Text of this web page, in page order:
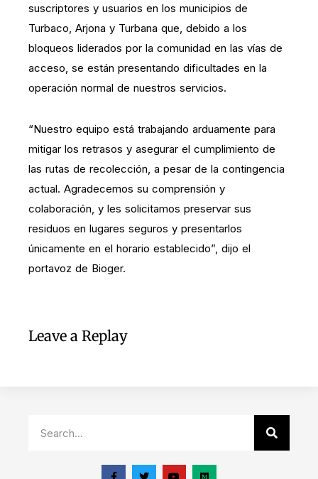
suscriptores y usuarios en los municipios de
Turbaco, Arjona y Turbana que, debido a los
bloqueos liderados por la comunidad en las vías de
acceso, se están presentando dificultades en la
operación normal de nuestros servicios.
“Nuestro equipo está trabajando arduamente para
mitigar los retrasos y asegurar el cumplimiento de
las rutas de recolección, a pesar de la contingencia
actual. Agradecemos su comprensión y
colaboración, y les solicitamos preservar sus
residuos en lugares seguros y presentarlos
únicamente en el horario establecido”, dijo el
portavoz de Bioger.
Leave a Replay